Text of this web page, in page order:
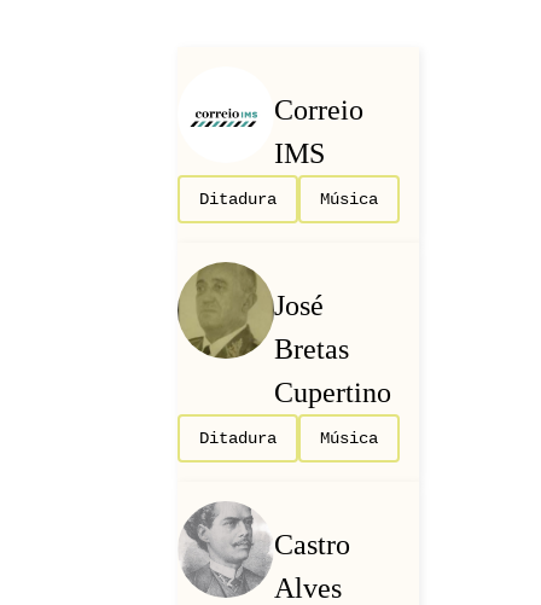
Correio
IMS
Ditadura Música
José
Bretas
Cupertino
Ditadura Música
Castro
Alves